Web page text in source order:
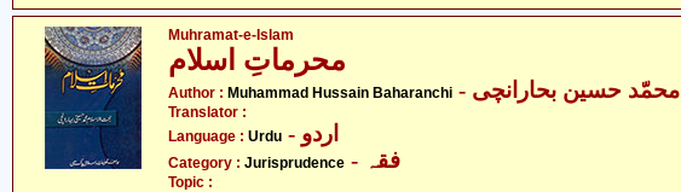
Muhramat-e-Islam
محرماتِ اسلام
Author : Muhammad Hussain Baharanchi - محمّد حسین بحارانچی
Translator :
Language : Urdu - اردو
Category : Jurisprudence - فقہ
Topic :